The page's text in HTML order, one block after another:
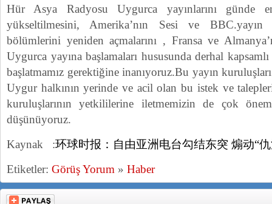
Hür Asya Radyosu Uygurca yayınlarını
yükseltilmesini, Amerika’nın Sesi ve BBC.yayın
bölümlerini yeniden açmalarını , Fransa ve
Uygurca yayına başlamaları hususunda derhal
başlatmamız gerektiğine inanıyoruz.Bu yayın
Uygur halkının yerinde ve acil olan bu istek ve
kuruluşlarının yetkililerine iletmemizin de çok
düşünüyoruz.
Kaynak :环球时报：自由亚洲电台勾结东突 煽动“
Etiketler: Görüş Yorum » Haber